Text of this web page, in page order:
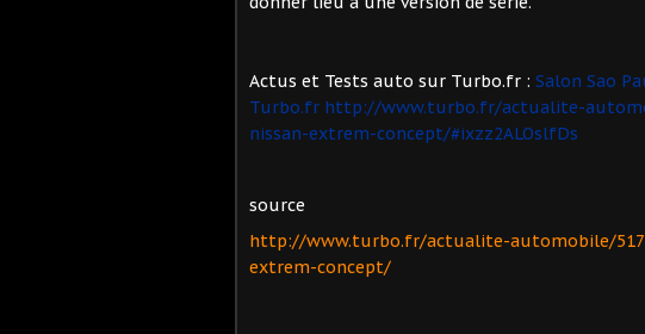
Actus et Tests auto sur Turbo.fr : Salon Sao
Turbo.fr http://www.turbo.fr/actualite-
nissan-extrem-concept/#ixzz2ALOslfDs
source
http://www.turbo.fr/actualite-automobile/
extrem-concept/